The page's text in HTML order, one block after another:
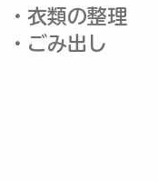
・衣類の整理
​・ごみ出し